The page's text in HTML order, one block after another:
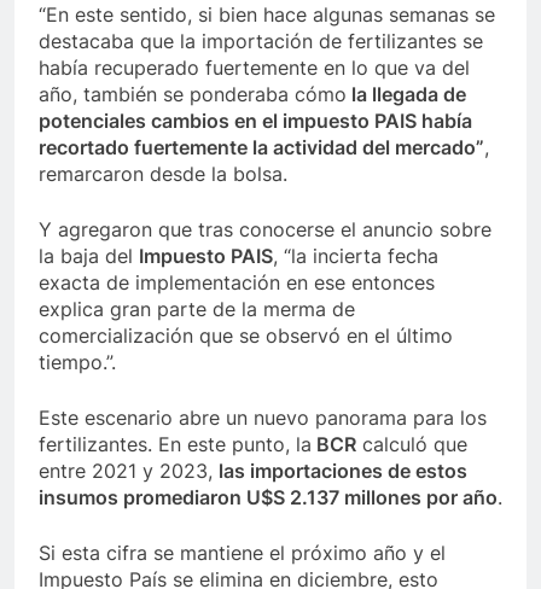
“En este sentido, si bien hace algunas semanas se
destacaba que la importación de fertilizantes se
había recuperado fuertemente en lo que va del
año, también se ponderaba cómo la llegada de
potenciales cambios en el impuesto PAIS había
recortado fuertemente la actividad del mercado”,
remarcaron desde la bolsa.
Y agregaron que tras conocerse el anuncio sobre
la baja del Impuesto PAIS, “la incierta fecha
exacta de implementación en ese entonces
explica gran parte de la merma de
comercialización que se observó en el último
tiempo.”.
Este escenario abre un nuevo panorama para los
fertilizantes. En este punto, la BCR calculó que
entre 2021 y 2023, las importaciones de estos
insumos promediaron U$S 2.137 millones por año.
Si esta cifra se mantiene el próximo año y el
Impuesto País se elimina en diciembre, esto